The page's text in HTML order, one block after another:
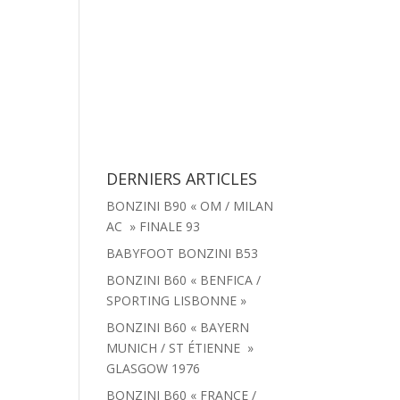
DERNIERS ARTICLES
BONZINI B90 « OM / MILAN
AC » FINALE 93
BABYFOOT BONZINI B53
BONZINI B60 « BENFICA /
SPORTING LISBONNE »
BONZINI B60 « BAYERN
MUNICH / ST ÉTIENNE »
GLASGOW 1976
BONZINI B60 « FRANCE /